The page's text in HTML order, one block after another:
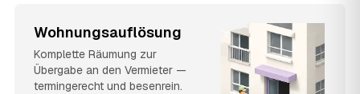
Wohnungsauflösung
Komplette Räumung zur
Übergabe an den Vermieter —
termingerecht und besenrein.